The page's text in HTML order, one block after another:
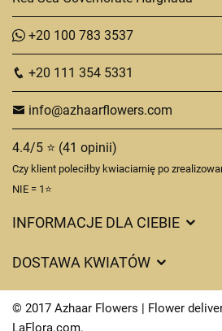
+20 100 783 3537
+20 111 354 5331
info@azhaarflowers.com
4.4/5 ⭐ (41 opinii)
Czy klient poleciłby kwiaciarnię po
NIE = 1⭐
INFORMACJE DLA CIEBIE
DOSTAWA KWIATÓW
Ciasteczka
Kontakt
© 2017 Azhaar Flowers | Flower
LaFlora.com.